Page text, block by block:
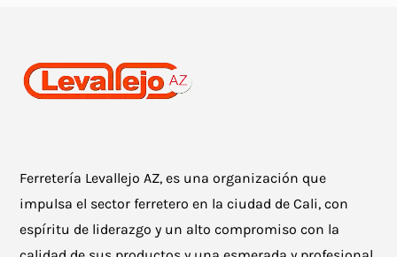
Ferretería Levallejo AZ, es una organización que
impulsa el sector ferretero en la ciudad de Cali, con
espíritu de liderazgo y un alto compromiso con la